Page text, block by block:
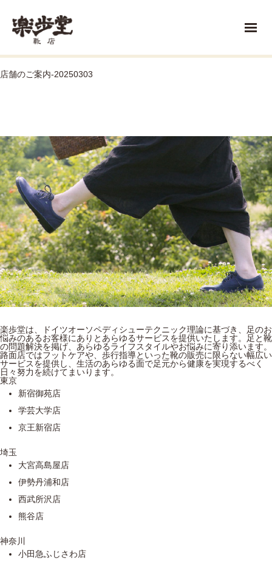
店舗のご案内-20250303
楽歩堂は、ドイツオーソペディシューテクニック理論に基づき、足のお
悩みのあるお客様にありとあらゆるサービスを提供いたします。足と靴
の問題解決を掲げ、あらゆるライフスタイルやお悩みに寄り添います。
路面店ではフットケアや、歩行指導といった靴の販売に限らない幅広い
サービスを提供し、生活のあらゆる面で足元から健康を実現するべく
日々努力を続けてまいります。
東京
新宿御苑店
学芸大学店
京王新宿店
埼玉
大宮高島屋店
伊勢丹浦和店
西武所沢店
熊谷店
神奈川
小田急ふじさわ店